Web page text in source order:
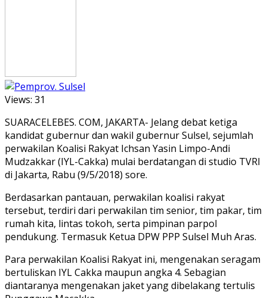
Views: 31
SUARACELEBES. COM, JAKARTA- Jelang debat ketiga
kandidat gubernur dan wakil gubernur Sulsel, sejumlah
perwakilan Koalisi Rakyat Ichsan Yasin Limpo-Andi
Mudzakkar (IYL-Cakka) mulai berdatangan di studio TVRI
di Jakarta, Rabu (9/5/2018) sore.
Berdasarkan pantauan, perwakilan koalisi rakyat
tersebut, terdiri dari perwakilan tim senior, tim pakar, tim
rumah kita, lintas tokoh, serta pimpinan parpol
pendukung. Termasuk Ketua DPW PPP Sulsel Muh Aras.
Para perwakilan Koalisi Rakyat ini, mengenakan seragam
bertuliskan IYL Cakka maupun angka 4. Sebagian
diantaranya mengenakan jaket yang dibelakang tertulis